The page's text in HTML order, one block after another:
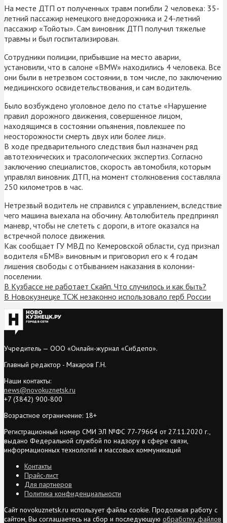
На месте ДТП от полученных травм погибли 2 человека: 35-
летний пассажир немецкого внедорожника и 24-летний
пассажир «Тойоты». Сам виновник ДТП получил тяжелые
травмы и был госпитализирован.
Сотрудники полиции, прибывшие на место аварии,
установили, что в салоне «BMW» находились 4 человека. Все
они были в нетрезвом состоянии, в том числе, по заключению
медицинского освидетельствования, и сам водитель.
Было возбуждено уголовное дело по статье «Нарушение
правил дорожного движения, совершенное лицом,
находящимся в состоянии опьянения, повлекшее по
неосторожности смерть двух или более лиц».
В ходе предварительного следствия был назначен ряд
автотехнических и трасологических экспертиз. Согласно
заключению специалистов, скорость автомобиля, которым
управлял виновник ДТП, на момент столкновения составляла
250 километров в час.
Нетрезвый водитель не справился с управлением, вследствие
чего машина выехала на обочину. Автолюбитель предпринял
маневр, чтобы не слететь с дороги, в итоге оказался на
встречной полосе движения.
Как сообщает ГУ МВД по Кемеровской области, суд признал
водителя «БМВ» виновным и приговорил его к 4 годам
лишения свободы с отбыванием наказания в колонии-
поселении.
В Кузбассе не работает Скайп. Что случилось и как быть?
В Новокузнецке ТСЖ незаконно использовало герб России
Учредитель — ООО «Онлайн-журнал «Сибдепо».
Главный редактор - Макаров Г.Н.
Наши контакты:
news@novokuznetsk.ru
+7 (3842) 900-800
Возрастное ограничение: 18+
Регистрационный номер СМИ ЭЛ №ФС 77-79664 от 27.11.2020 г.,
выдано Федеральной службой по надзору в сфере связи,
информационных технологий и массовых коммуникаций
Контакты
Прайс-лист
Для партнеров
Политика конфиденциальности
Сайт novokuznetsk.ru использует файлы cookie. Продолжая работу с
сайтом, Вы соглашаетесь на сбор и последующую обработку файлов